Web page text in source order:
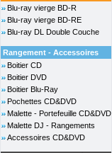
Blu-ray vierge BD-R
Blu-ray vierge BD-RE
Blu-ray DL Double Couche
Rangement - Accessoires
Boitier CD
Boitier DVD
Boitier Blu-Ray
Pochettes CD&DVD
Malette - Portefeuille CD&DVD
Malette DJ - Rangements
Accessoires CD&DVD